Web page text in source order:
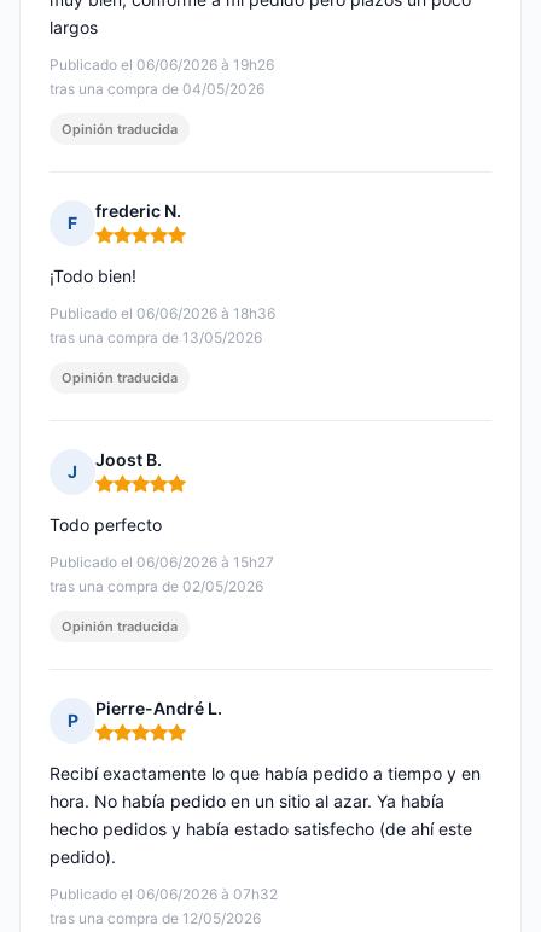
Publicado el 06/06/2026 à 19h26
tras una compra de 04/05/2026
largos
Opinión traducida
F
frederic N.
Nota: 5 de 5
Publicado el 06/06/2026 à 18h36
tras una compra de 13/05/2026
¡Todo bien!
Opinión traducida
J
Joost B.
Nota: 5 de 5
Publicado el 06/06/2026 à 15h27
tras una compra de 02/05/2026
Todo perfecto
Opinión traducida
P
Pierre-André L.
Nota: 5 de 5
Publicado el 06/06/2026 à 07h32
tras una compra de 12/05/2026
Recibí exactamente lo que había pedido a tiempo y en
hora. No había pedido en un sitio al azar. Ya había
hecho pedidos y había estado satisfecho (de ahí este
pedido).